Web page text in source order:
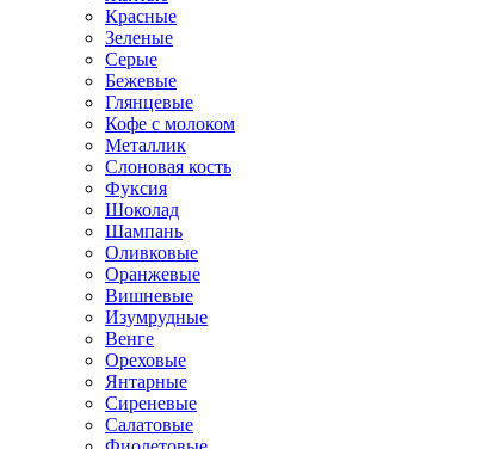
Красные
Зеленые
Серые
Бежевые
Глянцевые
Кофе с молоком
Металлик
Слоновая кость
Фуксия
Шоколад
Шампань
Оливковые
Оранжевые
Вишневые
Изумрудные
Венге
Ореховые
Янтарные
Сиреневые
Салатовые